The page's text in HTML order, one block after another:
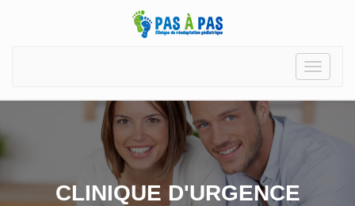
Toggle
CLINIQUE D'URGENCE